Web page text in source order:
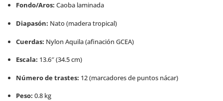
Fondo/Aros: Caoba laminada
Diapasón: Nato (madera tropical)
Cuerdas: Nylon Aquila (afinación GCEA)
Escala: 13.6″ (34.5 cm)
Número de trastes: 12 (marcadores de puntos nácar)
Peso: 0.8 kg